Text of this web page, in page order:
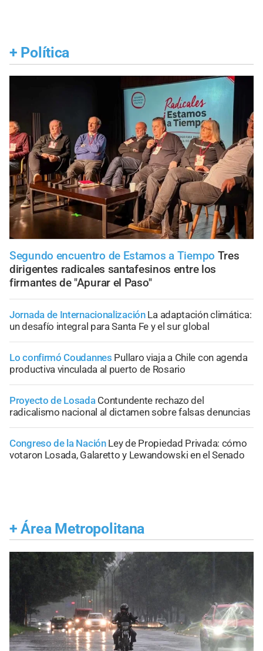
+ Política
Segundo encuentro de Estamos a Tiempo Tres
dirigentes radicales santafesinos entre los
firmantes de "Apurar el Paso"
Jornada de Internacionalización La adaptación climática:
un desafío integral para Santa Fe y el sur global
Lo confirmó Coudannes Pullaro viaja a Chile con agenda
productiva vinculada al puerto de Rosario
Proyecto de Losada Contundente rechazo del
radicalismo nacional al dictamen sobre falsas denuncias
Congreso de la Nación Ley de Propiedad Privada: cómo
votaron Losada, Galaretto y Lewandowski en el Senado
+ Área Metropolitana